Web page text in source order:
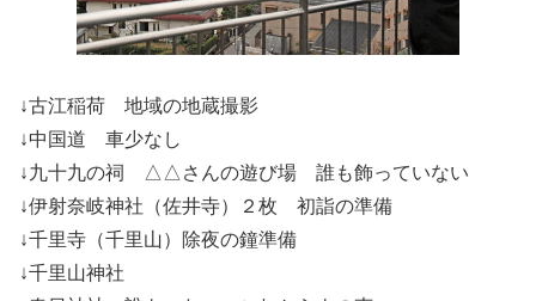
↓古江稲荷 地域の地蔵撮影
↓中国道 車少なし
↓九十九の祠 △△さんの遊び場 誰も飾っていない
↓伊射奈岐神社（佐井寺）２枚 初詣の準備
↓千里寺（千里山）除夜の鐘準備
↓千里山神社